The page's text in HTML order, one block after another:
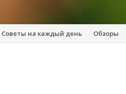
Советы на каждый день Обзоры